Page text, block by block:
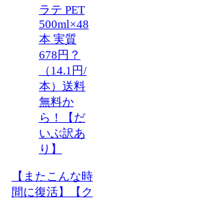
【またこんな時
間に復活】【ク